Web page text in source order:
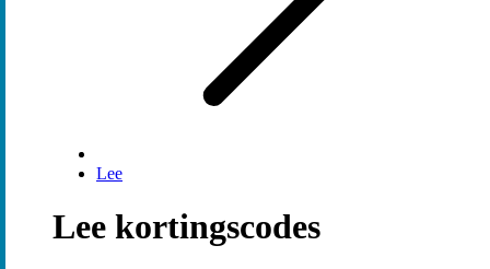
Lee
Lee kortingscodes